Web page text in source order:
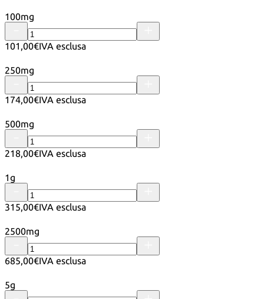
100mg
101,00€IVA esclusa
250mg
174,00€IVA esclusa
500mg
218,00€IVA esclusa
1g
315,00€IVA esclusa
2500mg
685,00€IVA esclusa
5g